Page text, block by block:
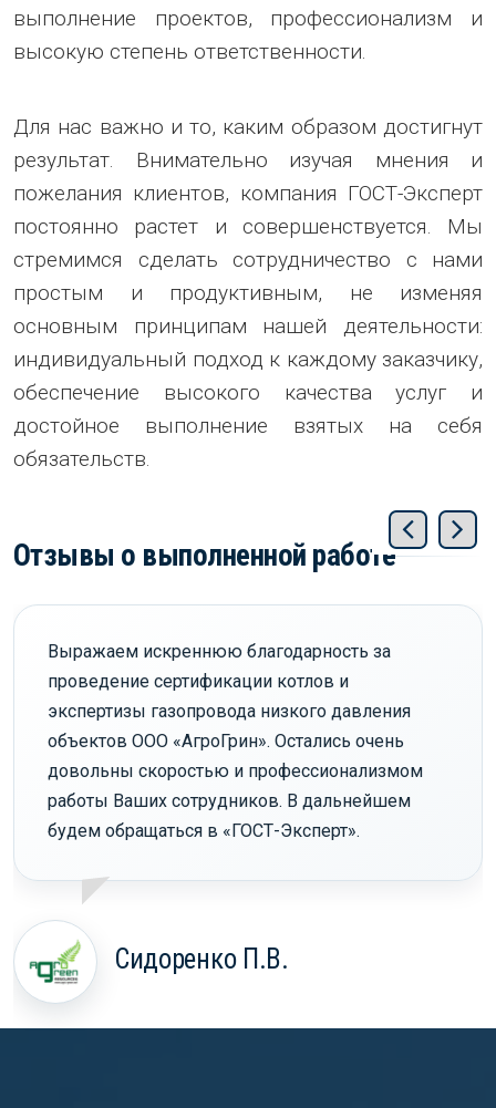
выполнение проектов, профессионализм и
высокую степень ответственности.
Для нас важно и то, каким образом достигнут
результат. Внимательно изучая мнения и
пожелания клиентов, компания ГОСТ-Эксперт
постоянно растет и совершенствуется. Мы
стремимся сделать сотрудничество с нами
простым и продуктивным, не изменяя
основным принципам нашей деятельности:
индивидуальный подход к каждому заказчику,
обеспечение высокого качества услуг и
достойное выполнение взятых на себя
обязательств.
Отзывы о выполненной работе
Выражаем искреннюю благодарность за
проведение сертификации котлов и
экспертизы газопровода низкого давления
объектов ООО «АгроГрин». Остались очень
довольны скоростью и профессионализмом
работы Ваших сотрудников. В дальнейшем
будем обращаться в «ГОСТ-Эксперт».
Сидоренко П.В.